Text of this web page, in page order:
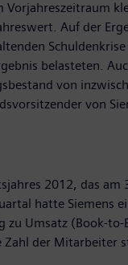
Vorjahreszeitraum
Auf der
belasteten.
von
von
2012, das
hatte Siemens
zu Umsatz (Book-
Zahl der